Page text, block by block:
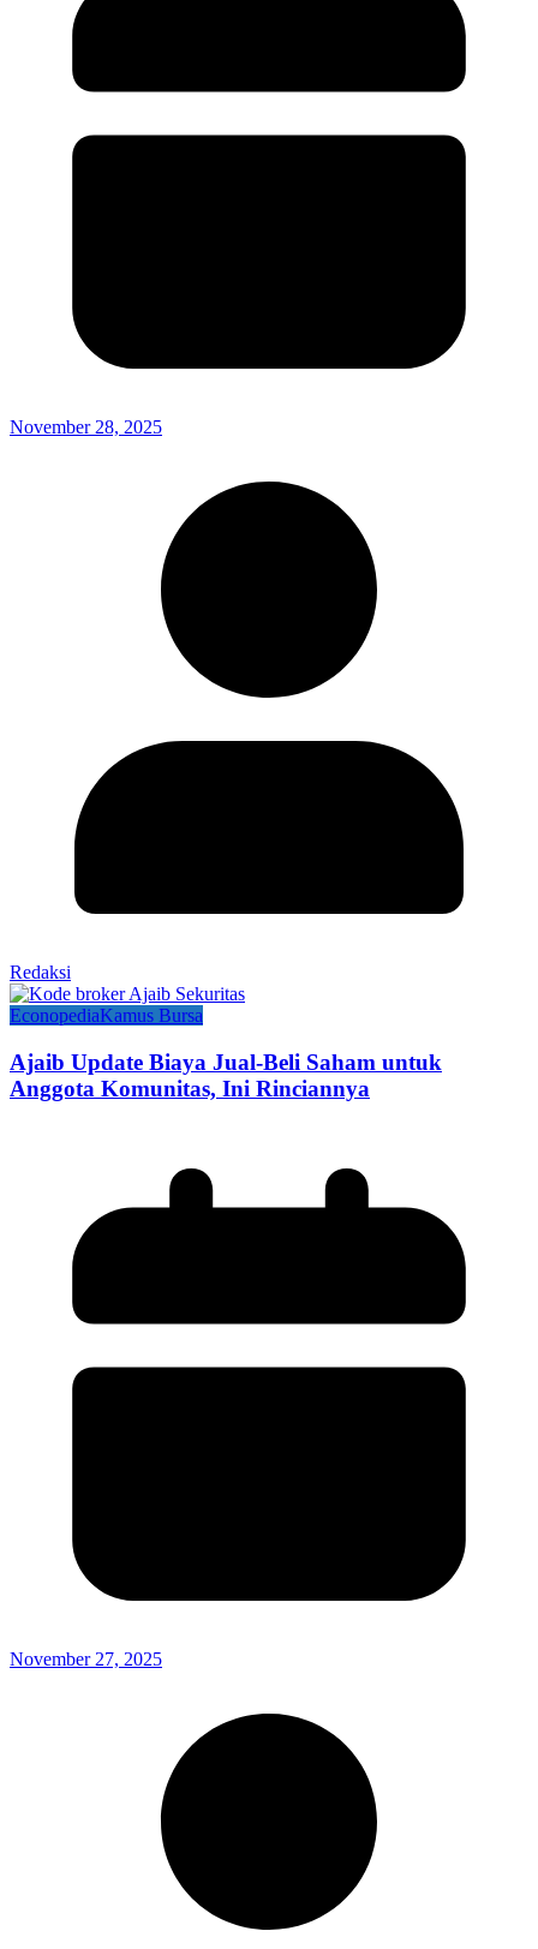
November 28, 2025
Redaksi
EconopediaKamus Bursa
Ajaib Update Biaya Jual-Beli Saham untuk
Anggota Komunitas, Ini Rinciannya
November 27, 2025